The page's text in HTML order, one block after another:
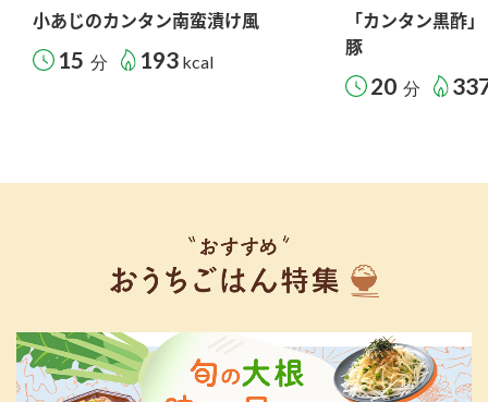
小あじのカンタン南蛮漬け風
15 分 193 kcal
「カンタン黒酢
豚
20 分